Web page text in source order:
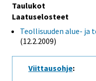
Taulukot
Laatuselosteet
Teollisuuden alue-
(12.2.2009)
Viittausohje: